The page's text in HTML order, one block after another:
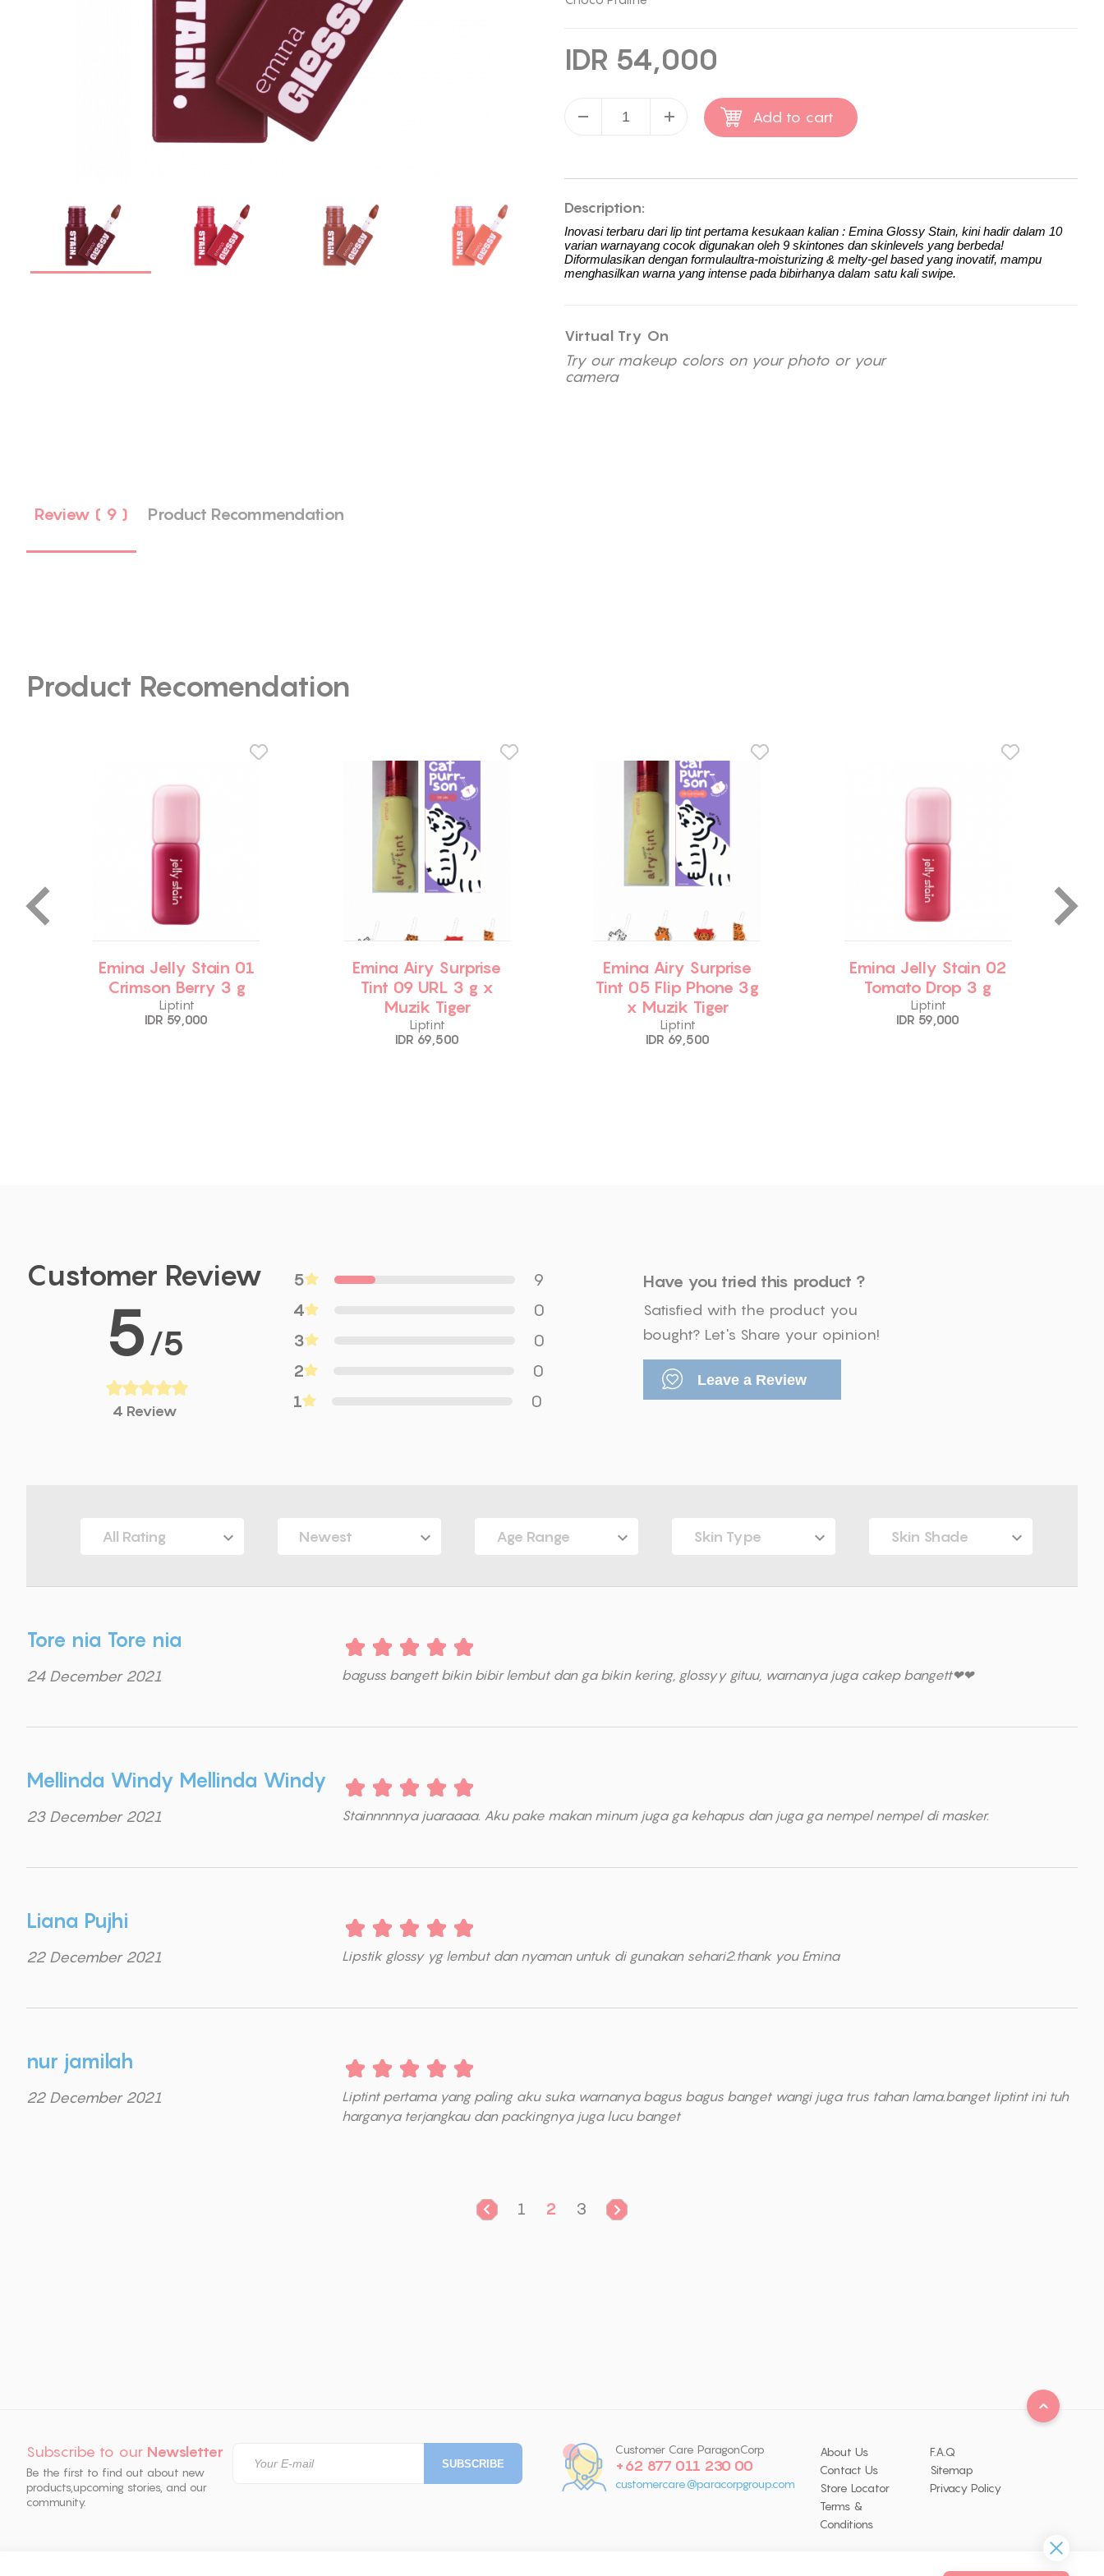
IDR 54,000
Add to cart
Description:
Inovasi terbaru dari lip tint pertama kesukaan kalian : Emina Glossy Stain, kini hadir dalam 10
varian warnayang cocok digunakan oleh 9 skintones dan skinlevels yang berbeda!
Diformulasikan dengan formulaultra-moisturizing & melty-gel based yang inovatif, mampu
menghasilkan warna yang intense pada bibirhanya dalam satu kali swipe.
Virtual Try On
Try our makeup colors on your photo or your
camera
Review ( 9 ) Product Recommendation
Product Recomendation
Emina Jelly Stain 01
Crimson Berry 3 g
Liptint
IDR 59,000
Emina Airy Surprise
Tint 09 URL 3 g x
Muzik Tiger
Liptint
IDR 69,500
Emina Airy Surprise
Tint 05 Flip Phone 3g
x Muzik Tiger
Liptint
IDR 69,500
Emina Jelly Stain 02
Tomato Drop 3 g
Liptint
IDR 59,000
Customer Review
5/5
4 Review
5
9
4
0
3
0
2
0
1
0
Have you tried this product ?
Satisfied with the product you
bought? Let's Share your opinion!
Leave a Review
All Rating Newest Age Range Skin Type Skin Shade
Tore nia Tore nia
24 December 2021 baguss bangett bikin bibir lembut dan ga bikin kering, glossyy gituu, warnanya juga cakep bangett❤❤
Mellinda Windy Mellinda Windy
23 December 2021 Stainnnnnya juaraaaa. Aku pake makan minum juga ga kehapus dan juga ga nempel nempel di masker.
Liana Pujhi
22 December 2021 Lipstik glossy yg lembut dan nyaman untuk di gunakan sehari2.thank you Emina
nur jamilah
22 December 2021
Liptint pertama yang paling aku suka warnanya bagus bagus banget wangi juga trus tahan lama.banget liptint ini tuh
harganya terjangkau dan packingnya juga lucu banget
1 2 3
Subscribe to our Newsletter
Be the first to find out about new
products,upcoming stories, and our
community.
Customer Care ParagonCorp
+62 877 011 230 00
customercare@paracorpgroup.com
About Us
F.A.Q
Contact Us
Sitemap
Store Locator
Privacy Policy
Terms &
Conditions